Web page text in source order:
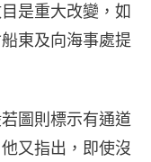
是重大改變，如
東及向海事處提
圖則標示有通道
又指出，即使沒